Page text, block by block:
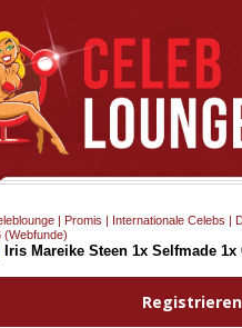
| Promis | Internationale Celebs |
(Webfunde)
Iris Mareike Steen 1x Selfmade 1x
Registrieren